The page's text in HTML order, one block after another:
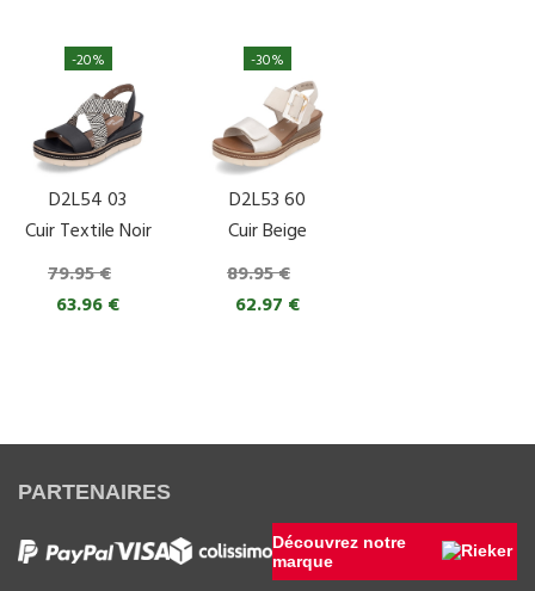
D2L54 03
Cuir Textile Noir
79.95 €
63.96 €
-20%
D2L53 60
Cuir Beige
89.95 €
62.97 €
-30%
PARTENAIRES
Découvrez notre
marque